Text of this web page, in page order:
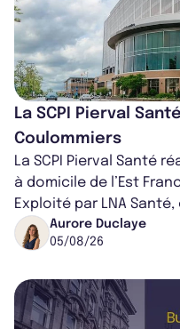
La SCPI Pierval
Coulommiers
La SCPI Pierval Santé
à domicile de l’Est
Exploité par LNA
médical croissant, qui
Aurore Duclaye
05/08/26